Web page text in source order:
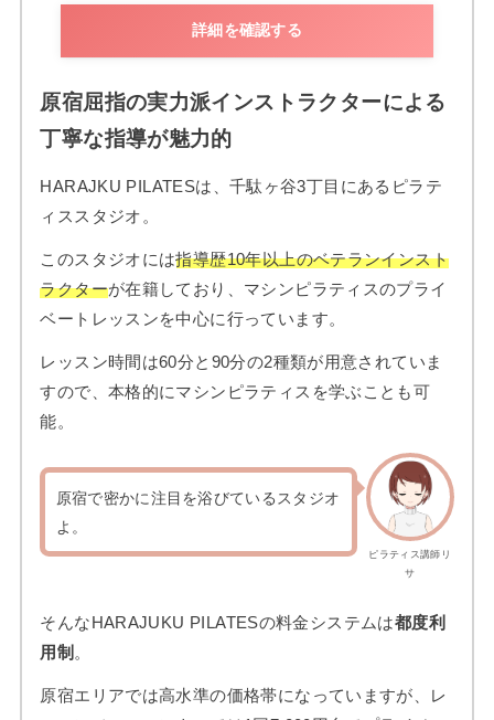
詳細を確認する
原宿屈指の実力派インストラクターによる
丁寧な指導が魅力的
HARAJKU PILATESは、千駄ヶ谷3丁目にあるピラテ
ィススタジオ。
このスタジオには指導歴10年以上のベテランインスト
ラクターが在籍しており、マシンピラティスのプライ
ベートレッスンを中心に行っています。
レッスン時間は60分と90分の2種類が用意されていま
すので、本格的にマシンピラティスを学ぶことも可
能。
ピラティス講師リ
サ
原宿で密かに注目を浴びているスタジオ
よ。
そんなHARAJUKU PILATESの料金システムは都度利
用制 。
原宿エリアでは高水準の価格帯になっていますが、レ